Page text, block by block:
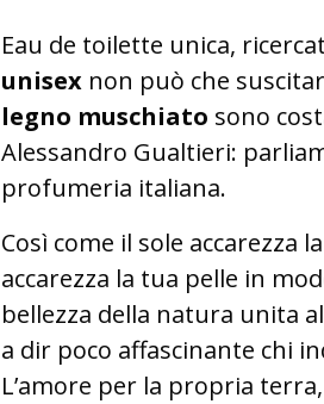
Eau de toilette unica,
unisex non può che
legno muschiato sono
Alessandro Gualtieri:
profumeria italiana.
Così come il sole accarezza la
accarezza la tua pelle in
bellezza della natura unita
a dir poco affascinante chi
L’amore per la propria